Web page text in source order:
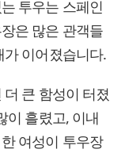
투우는 스페인
은 많은 관객들
이어졌습니다.
큰 함성이 터졌
이 흘렸고, 이내
여성이 투우장